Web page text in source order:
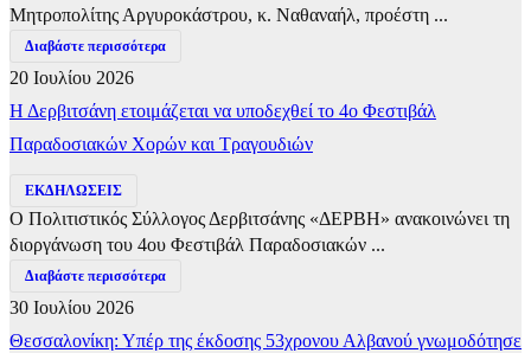
Μητροπολίτης Αργυροκάστρου, κ. Ναθαναήλ, προέστη ...
Διαβάστε περισσότερα
20 Ιουλίου 2026
Η Δερβιτσάνη ετοιμάζεται να υποδεχθεί το 4ο Φεστιβάλ
Παραδοσιακών Χορών και Τραγουδιών
ΕΚΔΗΛΩΣΕΙΣ
Ο Πολιτιστικός Σύλλογος Δερβιτσάνης «ΔΕΡΒΗ» ανακοινώνει τη
διοργάνωση του 4ου Φεστιβάλ Παραδοσιακών ...
Διαβάστε περισσότερα
30 Ιουλίου 2026
Θεσσαλονίκη: Υπέρ της έκδοσης 53χρονου Αλβανού γνωμοδότησε